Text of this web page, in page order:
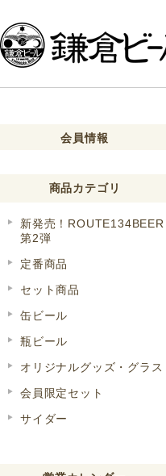
会員情報
商品カテゴリ
新発売！ROUTE134BEER
第2弾
定番商品
セット商品
缶ビール
瓶ビール
オリジナルグッズ・グラス
会員限定セット
サイダー